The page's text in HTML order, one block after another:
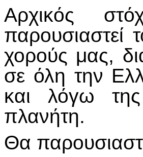
Αρχικός
παρουσιαστεί
χορούς μας,
σε όλη την
και λόγω
πλανήτη.
Θα